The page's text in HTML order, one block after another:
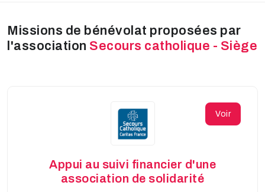
Missions de bénévolat proposées par
l'association Secours catholique - Siège
Voir
Appui au suivi financier d'une
association de solidarité